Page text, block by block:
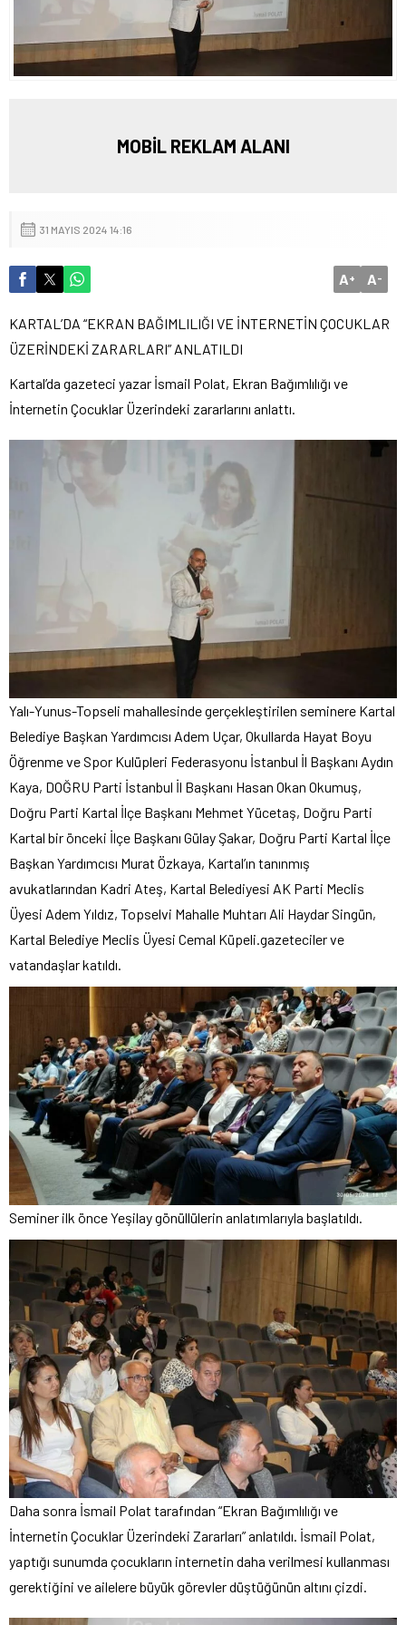
MOBİL REKLAM ALANI
31 MAYIS 2024 14:16
A+ A-
KARTAL’DA “EKRAN BAĞIMLILIĞI VE İNTERNETİN ÇOCUKLAR
ÜZERİNDEKİ ZARARLARI” ANLATILDI
Kartal’da gazeteci yazar İsmail Polat, Ekran Bağımlılığı ve
İnternetin Çocuklar Üzerindeki zararlarını anlattı.
Yalı-Yunus-Topseli mahallesinde gerçekleştirilen seminere Kartal
Belediye Başkan Yardımcısı Adem Uçar, Okullarda Hayat Boyu
Öğrenme ve Spor Kulüpleri Federasyonu İstanbul İl Başkanı Aydın
Kaya, DOĞRU Parti İstanbul İl Başkanı Hasan Okan Okumuş,
Doğru Parti Kartal İlçe Başkanı Mehmet Yücetaş, Doğru Parti
Kartal bir önceki İlçe Başkanı Gülay Şakar, Doğru Parti Kartal İlçe
Başkan Yardımcısı Murat Özkaya, Kartal’ın tanınmış
avukatlarından Kadri Ateş, Kartal Belediyesi AK Parti Meclis
Üyesi Adem Yıldız, Topselvi Mahalle Muhtarı Ali Haydar Singün,
Kartal Belediye Meclis Üyesi Cemal Küpeli.gazeteciler ve
vatandaşlar katıldı.
Seminer ilk önce Yeşilay gönüllülerin anlatımlarıyla başlatıldı.
Daha sonra İsmail Polat tarafından “Ekran Bağımlılığı ve
İnternetin Çocuklar Üzerindeki Zararları” anlatıldı. İsmail Polat,
yaptığı sunumda çocukların internetin daha verilmesi kullanması
gerektiğini ve ailelere büyük görevler düştüğünün altını çizdi.